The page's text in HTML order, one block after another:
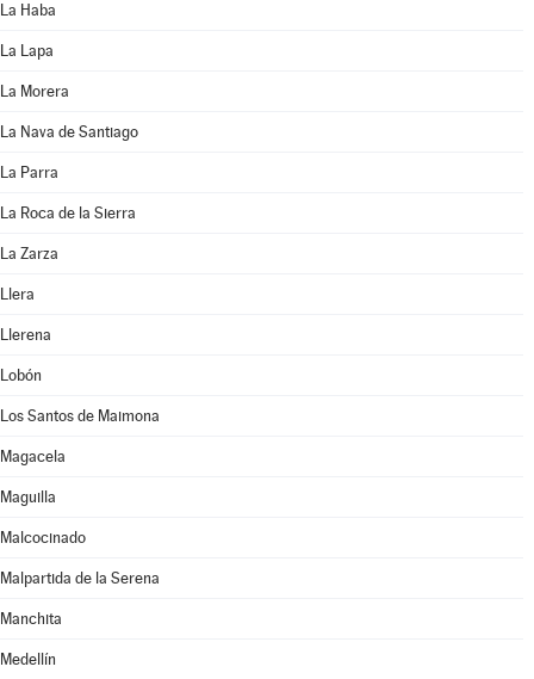
La Haba
La Lapa
La Morera
La Nava de Santiago
La Parra
La Roca de la Sierra
La Zarza
Llera
Llerena
Lobón
Los Santos de Maimona
Magacela
Maguilla
Malcocinado
Malpartida de la Serena
Manchita
Medellín